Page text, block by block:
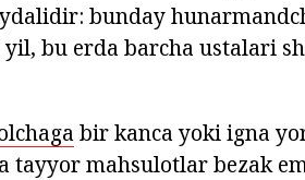
bunday
bu erda barcha ustalari
bir kanca yoki igna
tayyor mahsulotlar bezak